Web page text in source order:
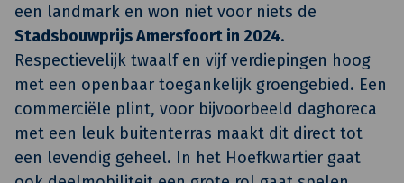
een landmark en won niet voor niets de
Stadsbouwprijs Amersfoort in 2024.
Respectievelijk twaalf en vijf verdiepingen hoog
met een openbaar toegankelijk groengebied. Een
commerciële plint, voor bijvoorbeeld daghoreca
met een leuk buitenterras maakt dit direct tot
een levendig geheel. In het Hoefkwartier gaat